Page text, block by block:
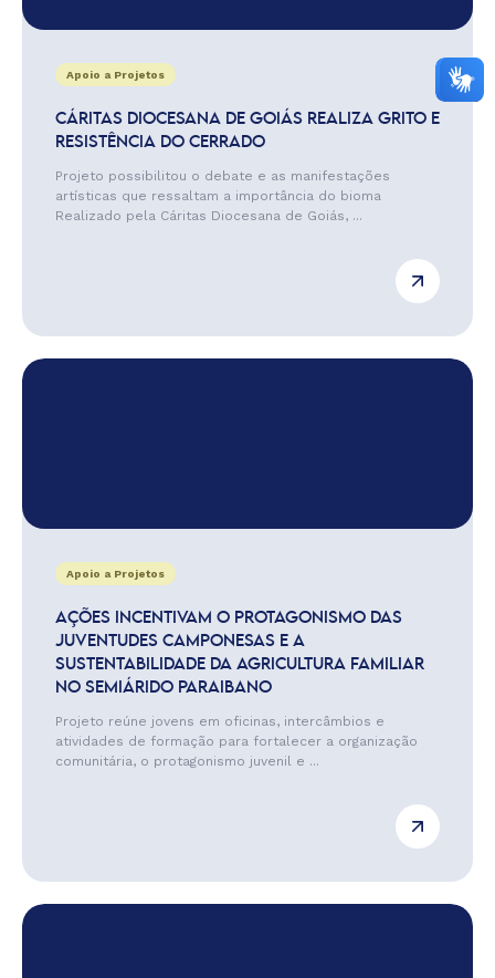
Apoio a Projetos
CÁRITAS DIOCESANA DE GOIÁS REALIZA GRITO E
RESISTÊNCIA DO CERRADO
Projeto possibilitou o debate e as manifestações
artísticas que ressaltam a importância do bioma
Realizado pela Cáritas Diocesana de Goiás, ...
Apoio a Projetos
AÇÕES INCENTIVAM O PROTAGONISMO DAS
JUVENTUDES CAMPONESAS E A
SUSTENTABILIDADE DA AGRICULTURA FAMILIAR
NO SEMIÁRIDO PARAIBANO
Projeto reúne jovens em oficinas, intercâmbios e
atividades de formação para fortalecer a organização
comunitária, o protagonismo juvenil e ...